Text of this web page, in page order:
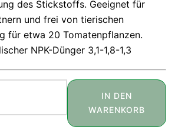
des Stickstoffs. Geeignet für
und frei von tierischen
für etwa 20 Tomatenpflanzen.
NPK-Dünger 3,1-1,8-1,3
IN DEN
WARENKORB